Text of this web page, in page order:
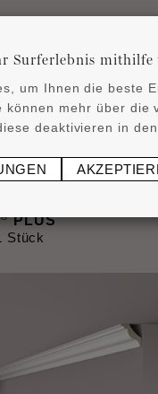
®PLUS
Stück
Surferlebnis mithilfe
um Ihnen die beste
können mehr über die
deaktivieren in